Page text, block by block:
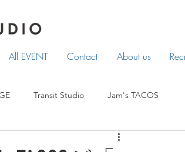
All EVENT Contact About us
Transit Studio Jam's TACOS